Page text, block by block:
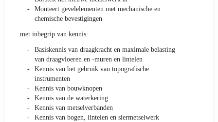
Monteert gevelelementen met mechanische en
chemische bevestigingen
met inbegrip van kennis:
Basiskennis van draagkracht en maximale belasting
van draagvloeren en -muren en lintelen
Kennis van het gebruik van topografische
instrumenten
Kennis van bouwknopen
Kennis van de waterkering
Kennis van metselverbanden
Kennis van bogen, lintelen en siermetselwerk